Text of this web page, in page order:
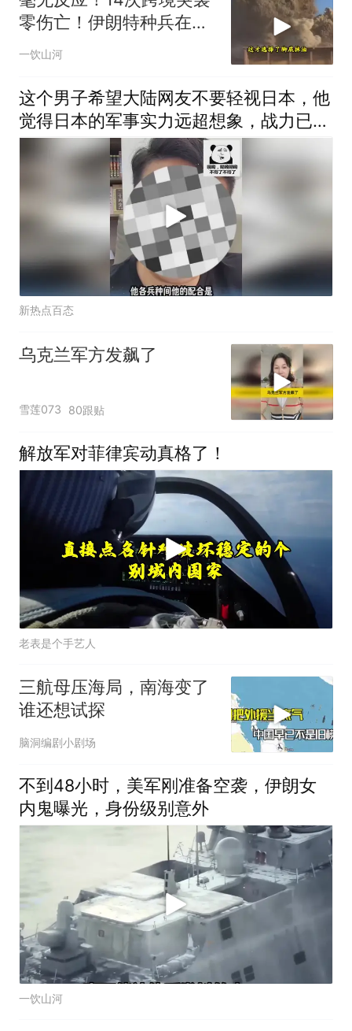
零伤亡！伊朗特种兵在美
军眼皮底下抓人，美情报
一饮山河
这个男子希望大陆网友不要轻视日本，他
觉得日本的军事实力远超想象，战力已经
超过英国和法国了！
新热点百态
乌克兰军方发飙了
雪莲073 80跟贴
解放军对菲律宾动真格了！
老表是个手艺人
三航母压海局，南海变了
谁还想试探
脑洞编剧小剧场
不到48小时，美军刚准备空袭，伊朗女
内鬼曝光，身份级别意外
一饮山河